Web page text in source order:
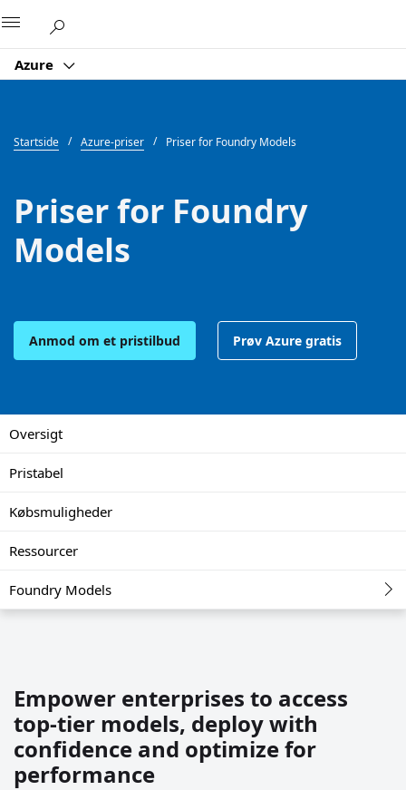
Azure
Startside Azure-priser Priser for Foundry Models
Priser for Foundry
Models
Anmod om et pristilbud Prøv Azure gratis
Oversigt
Pristabel
Købsmuligheder
Ressourcer
Foundry Models
Empower enterprises to access
top-tier models, deploy with
confidence and optimize for
performance